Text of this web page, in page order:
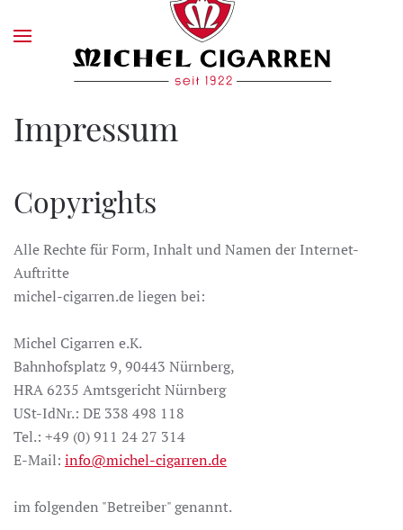
Impressum
Copyrights
Alle Rechte für Form, Inhalt und Namen der Internet-
Auftritte
michel-cigarren.de liegen bei:
Michel Cigarren e.K.
Bahnhofsplatz 9, 90443 Nürnberg,
HRA 6235 Amtsgericht Nürnberg
USt-IdNr.: DE 338 498 118
Tel.: +49 (0) 911 24 27 314
E-Mail: info@michel-cigarren.de
im folgenden "Betreiber" genannt.